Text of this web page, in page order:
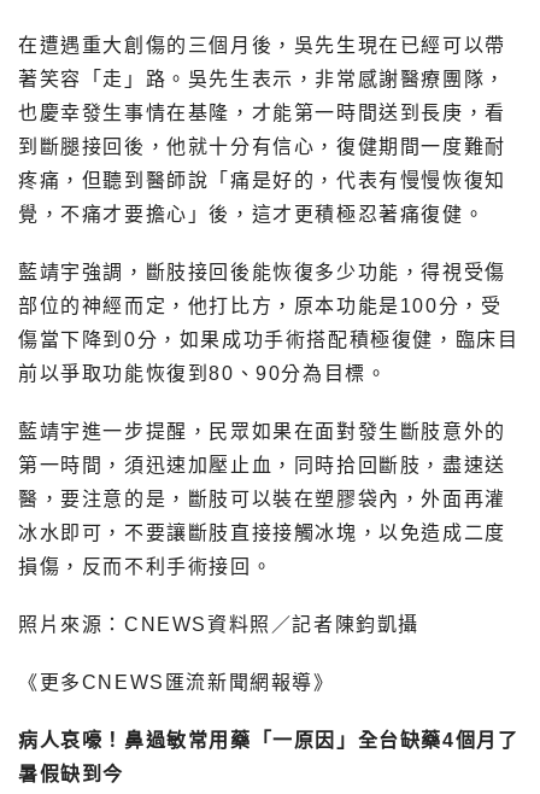
在遭遇重大創傷的三個月後，吳先生現在已經可以帶
著笑容「走」路。吳先生表示，非常感謝醫療團隊，
也慶幸發生事情在基隆，才能第一時間送到長庚，看
到斷腿接回後，他就十分有信心，復健期間一度難耐
疼痛，但聽到醫師說「痛是好的，代表有慢慢恢復知
覺，不痛才要擔心」後，這才更積極忍著痛復健。
藍靖宇強調，斷肢接回後能恢復多少功能，得視受傷
部位的神經而定，他打比方，原本功能是100分，受
傷當下降到0分，如果成功手術搭配積極復健，臨床目
前以爭取功能恢復到80、90分為目標。
藍靖宇進一步提醒，民眾如果在面對發生斷肢意外的
第一時間，須迅速加壓止血，同時拾回斷肢，盡速送
醫，要注意的是，斷肢可以裝在塑膠袋內，外面再灌
冰水即可，不要讓斷肢直接接觸冰塊，以免造成二度
損傷，反而不利手術接回。
照片來源：CNEWS資料照／記者陳鈞凱攝
《更多CNEWS匯流新聞網報導》
病人哀嚎！鼻過敏常用藥「一原因」全台缺藥4個月了
暑假缺到今